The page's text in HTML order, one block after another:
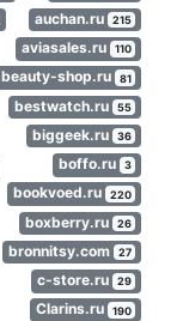
auchan.ru 215
aviasales.ru 110
beauty-shop.ru 81
bestwatch.ru 55
biggeek.ru 36
boffo.ru 3
bookvoed.ru 220
boxberry.ru 26
bronnitsy.com 27
c-store.ru 29
Clarins.ru 190